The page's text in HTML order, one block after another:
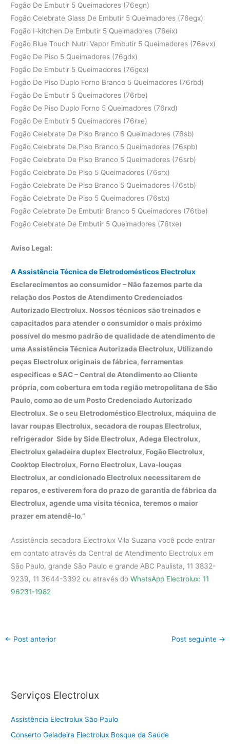
Fogão De Embutir 5 Queimadores (76egn)
Fogão Celebrate Glass De Embutir 5 Queimadores (76egx)
Fogão I-kitchen De Embutir 5 Queimadores (76eix)
Fogão Blue Touch Nutri Vapor Embutir 5 Queimadores (76evx)
Fogão De Piso 5 Queimadores (76gdx)
Fogão De Embutir 5 Queimadores (76gex)
Fogão De Piso Duplo Forno Branco 5 Queimadores (76rbd)
Fogão De Embutir 5 Queimadores (76rbe)
Fogão De Piso Duplo Forno 5 Queimadores (76rxd)
Fogão De Embutir 5 Queimadores (76rxe)
Fogão Celebrate De Piso Branco 6 Queimadores (76sb)
Fogão Celebrate De Piso Branco 5 Queimadores (76spb)
Fogão Celebrate De Piso Branco 5 Queimadores (76srb)
Fogão Celebrate De Piso 5 Queimadores (76srx)
Fogão Celebrate De Piso Branco 5 Queimadores (76stb)
Fogão Celebrate De Piso 5 Queimadores (76stx)
Fogão Celebrate De Embutir Branco 5 Queimadores (76tbe)
Fogão Celebrate De Embutir 5 Queimadores (76txe)
Aviso Legal:
A Assistência Técnica de Eletrodomésticos Electrolux
Esclarecimentos ao consumidor – Não fazemos parte da
relação dos Postos de Atendimento Credenciados
Autorizado Electrolux. Nossos técnicos são treinados e
capacitados para atender o consumidor o mais próximo
possível do mesmo padrão de qualidade de atendimento de
uma Assistência Técnica Autorizada Electrolux, Utilizando
peças Electrolux originais de fábrica, ferramentas
especificas e SAC – Central de Atendimento ao Cliente
própria, com cobertura em toda região metropolitana de São
Paulo, como ao de um Posto Credenciado Autorizado
Electrolux. Se o seu Eletrodoméstico Electrolux, máquina de
lavar roupas Electrolux, secadora de roupas Electrolux,
refrigerador Side by Side Electrolux, Adega Electrolux,
Electrolux geladeira duplex Electrolux, Fogão Electrolux,
Cooktop Electrolux, Forno Electrolux, Lava-louças
Electrolux, ar condicionado Electrolux necessitarem de
reparos, e estiverem fora do prazo de garantia de fábrica da
Electrolux, agende uma visita técnica, teremos o maior
prazer em atendê-lo.”
Assistência secadora Electrolux Vila Suzana você pode entrar
em contato através da Central de Atendimento Electrolux em
São Paulo, grande São Paulo e grande ABC Paulista, 11 3832-
9239, 11 3644-3392 ou através doWhatsApp Electrolux: 11
96231-1982
← Post anterior Post seguinte →
Serviços Electrolux
Assistência Electrolux São Paulo
Conserto Geladeira Electrolux Bosque da Saúde